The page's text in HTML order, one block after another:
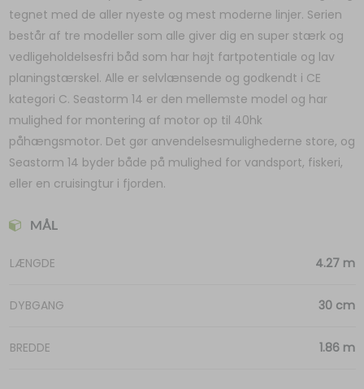
tegnet med de aller nyeste og mest moderne linjer. Serien
består af tre modeller som alle giver dig en super stærk og
vedligeholdelsesfri båd som har højt fartpotentiale og lav
planingstærskel. Alle er selvlænsende og godkendt i CE
kategori C. Seastorm 14 er den mellemste model og har
mulighed for montering af motor op til 40hk
påhængsmotor. Det gør anvendelsesmulighederne store, og
Seastorm 14 byder både på mulighed for vandsport, fiskeri,
eller en cruisingtur i fjorden.
MÅL
LÆNGDE 4.27 m
DYBGANG 30 cm
BREDDE 1.86 m